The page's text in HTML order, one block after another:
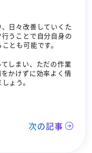
日々改善していくた
うことで自分自身の
とも可能です。
しまい、ただの作業
かけずに効率よく情
ょう。
次の記事